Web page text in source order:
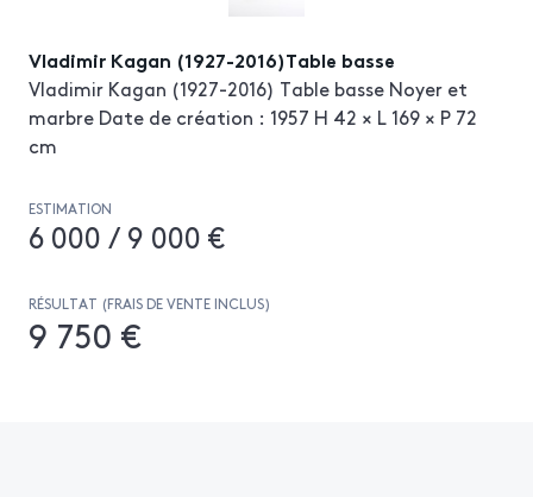
Vladimir Kagan (1927-2016)Table basse
Vladimir Kagan (1927-2016) Table basse Noyer et
marbre Date de création : 1957 H 42 × L 169 × P 72
cm
ESTIMATION
6 000 / 9 000 €
RÉSULTAT (FRAIS DE VENTE INCLUS)
9 750 €